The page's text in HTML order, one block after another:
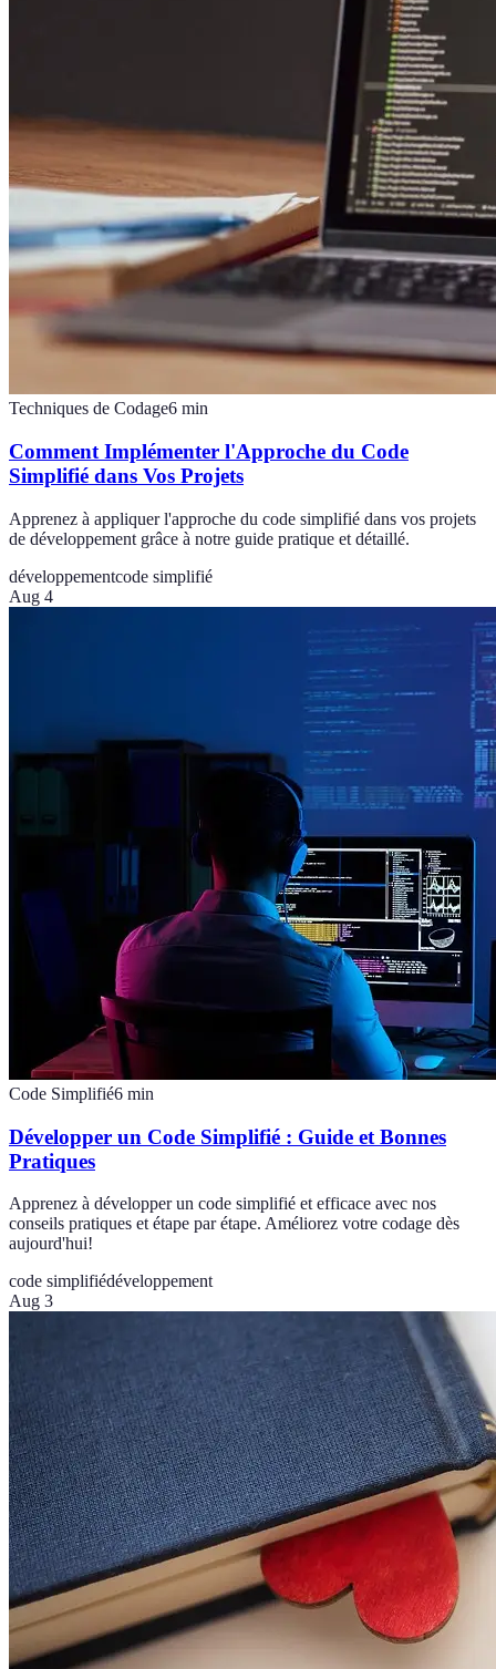
Techniques de Codage6 min
Comment Implémenter l'Approche du Code
Simplifié dans Vos Projets
Apprenez à appliquer l'approche du code simplifié dans vos projets
de développement grâce à notre guide pratique et détaillé.
développementcode simplifié
Aug 4
Code Simplifié6 min
Développer un Code Simplifié : Guide et Bonnes
Pratiques
Apprenez à développer un code simplifié et efficace avec nos
conseils pratiques et étape par étape. Améliorez votre codage dès
aujourd'hui!
code simplifiédéveloppement
Aug 3